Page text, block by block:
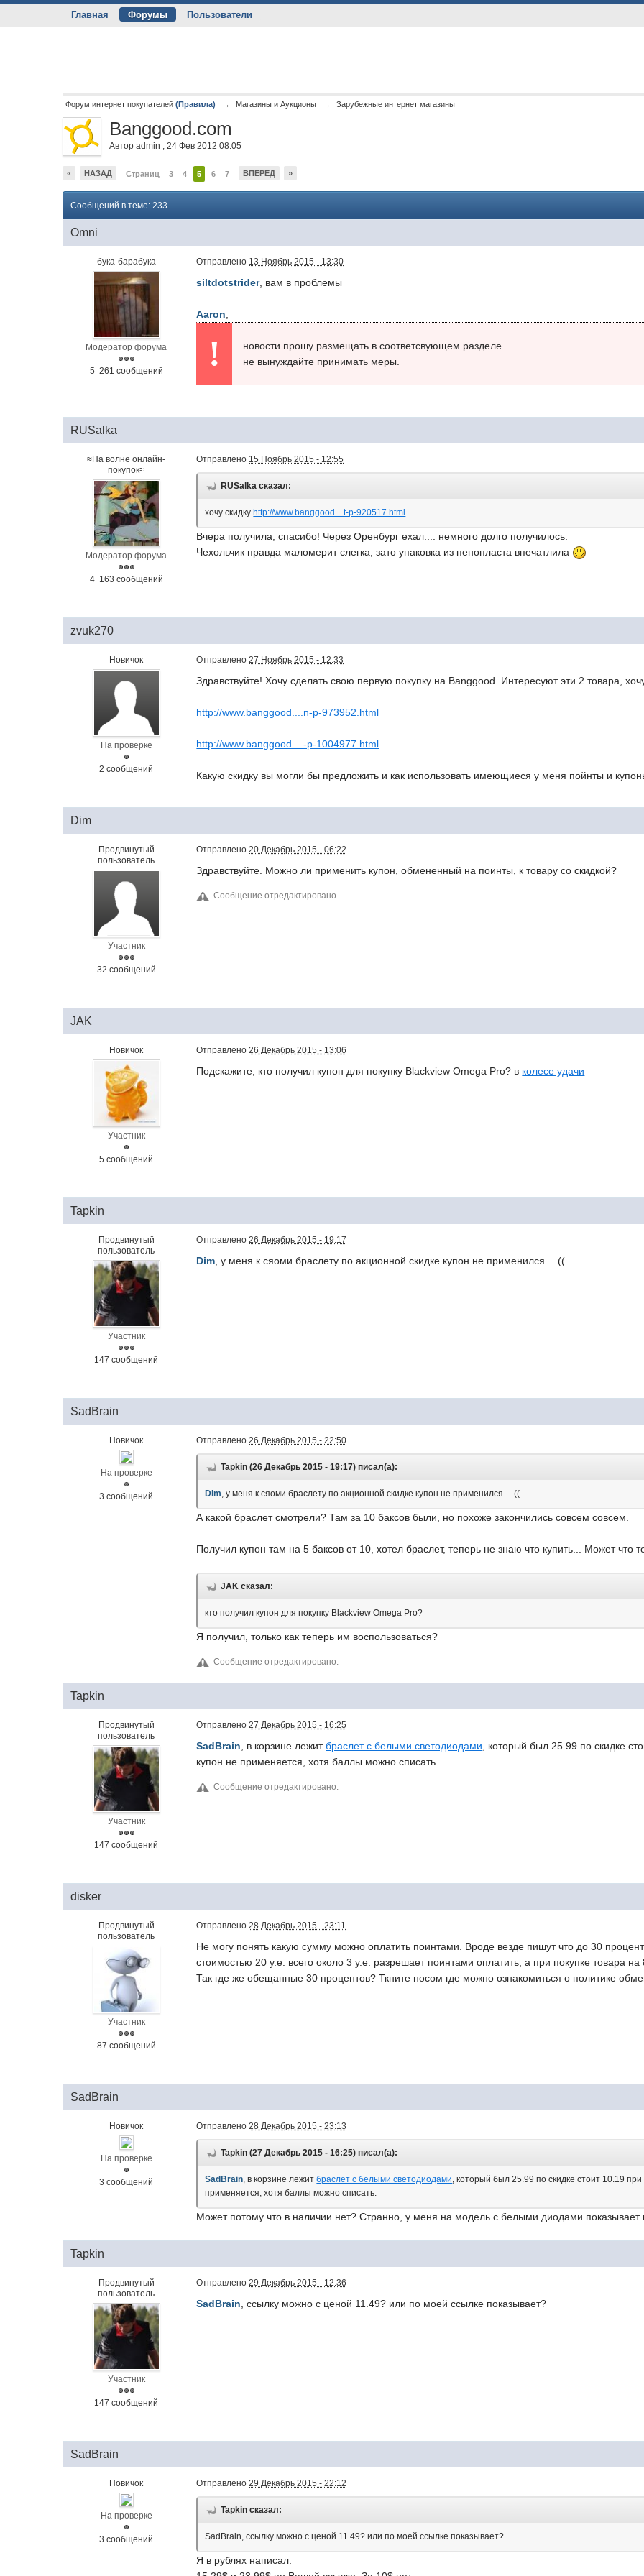
Главная Форумы Пользователи
Форум интернет покупателей (Правила) → Магазины и Аукционы → Зарубежные интернет магазины
Banggood.com
Авторadmin ,24 Фев 2012 08:05
« НАЗАД Страниц 3 4 5 6 7 ВПЕРЕД »
Сообщений в теме: 233
Omni
бука-барабука
Модератор форума
5 261 сообщений
Отправлено 13 Ноябрь 2015 - 13:30
siltdotstrider, вам в проблемы
Aaron
!
новости прошу размещать в соответсвующем разделе.
не вынуждайте принимать меры.
RUSalka
≈На волне онлайн-
покупок≈
Модератор форума
4 163 сообщений
Отправлено 15 Ноябрь 2015 - 12:55
RUSalka сказал:
хочу скидку http://www.banggood....t-p-920517.html
Вчера получила, спасибо! Через Оренбург ехал.... немного долго получилось.
Чехольчик правда маломерит слегка, зато упаковка из пенопласта впечатлила
zvuk270
Новичок
На проверке
2 сообщений
Отправлено27 Ноябрь 2015 - 12:33
Здравствуйте! Хочу сделать свою первую покупку на Banggood. Интересуют эти 2 товара,
http://www.banggood....n-p-973952.html
http://www.banggood....-p-1004977.html
Какую скидку вы могли бы предложить и как использовать имеющиеся у меня пойнты и
Dim
Продвинутый
пользователь
Участник
32 сообщений
Отправлено20 Декабрь 2015 - 06:22
Здравствуйте. Можно ли применить купон, обмененный на поинты, к товару со скидкой?
Сообщение отредактировано.
JAK
Новичок
Участник
5 сообщений
Отправлено26 Декабрь 2015 - 13:06
Подскажите, кто получил купон для покупку Blackview Omega Pro? в колесе удачи
Tapkin
Продвинутый
пользователь
Участник
147 сообщений
Отправлено26 Декабрь 2015 - 19:17
Dim , у меня к сяоми браслету по акционной скидке купон не применился… ((
SadBrain
Новичок
На проверке
3 сообщений
Отправлено26 Декабрь 2015 - 22:50
Tapkin (26 Декабрь 2015 - 19:17) писал(а):
Dim, у меня к сяоми браслету по акционной скидке купон не применился… ((
А какой браслет смотрели? Там за 10 баксов были, но похоже закончились совсем совсем.
Получил купон там на 5 баксов от 10, хотел браслет, теперь не знаю что купить... Может что
JAK сказал:
кто получил купон для покупку Blackview Omega Pro?
Я получил, только как теперь им воспользоваться?
Сообщение отредактировано.
Tapkin
Продвинутый
пользователь
Участник
147 сообщений
Отправлено27 Декабрь 2015 - 16:25
SadBrain , в корзине лежитбраслет с белыми светодиодами , который был 25.99 по скидке
купон не применяется, хотя баллы можно списать.
Сообщение отредактировано.
disker
Продвинутый
пользователь
Участник
87 сообщений
Отправлено28 Декабрь 2015 - 23:11
Не могу понять какую сумму можно оплатить поинтами. Вроде везде пишут что до 30
стоимостью 20 у.е. всего около 3 у.е. разрешает поинтами оплатить, а при покупке товара
Так где же обещанные 30 процентов? Ткните носом где можно ознакомиться о политике
SadBrain
Новичок
На проверке
3 сообщений
Отправлено28 Декабрь 2015 - 23:13
Tapkin (27 Декабрь 2015 - 16:25) писал(а):
SadBrain, в корзине лежитбраслет с белыми светодиодами, который был 25.99 по скидке стоит 10.19
применяется, хотя баллы можно списать.
Может потому что в наличии нет? Странно, у меня на модель с белыми диодами показывает
Tapkin
Продвинутый
пользователь
Участник
147 сообщений
Отправлено29 Декабрь 2015 - 12:36
SadBrain , ссылку можно с ценой 11.49? или по моей ссылке показывает?
SadBrain
Новичок
На проверке
3 сообщений
Отправлено29 Декабрь 2015 - 22:12
Tapkin сказал:
SadBrain, ссылку можно с ценой 11.49? или по моей ссылке показывает?
Я в рублях написал.